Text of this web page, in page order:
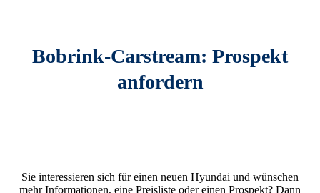
Bobrink-Carstream: Prospekt
anfordern
Sie interessieren sich für einen neuen Hyundai und wünschen
mehr Informationen, eine Preisliste oder einen Prospekt? Dann